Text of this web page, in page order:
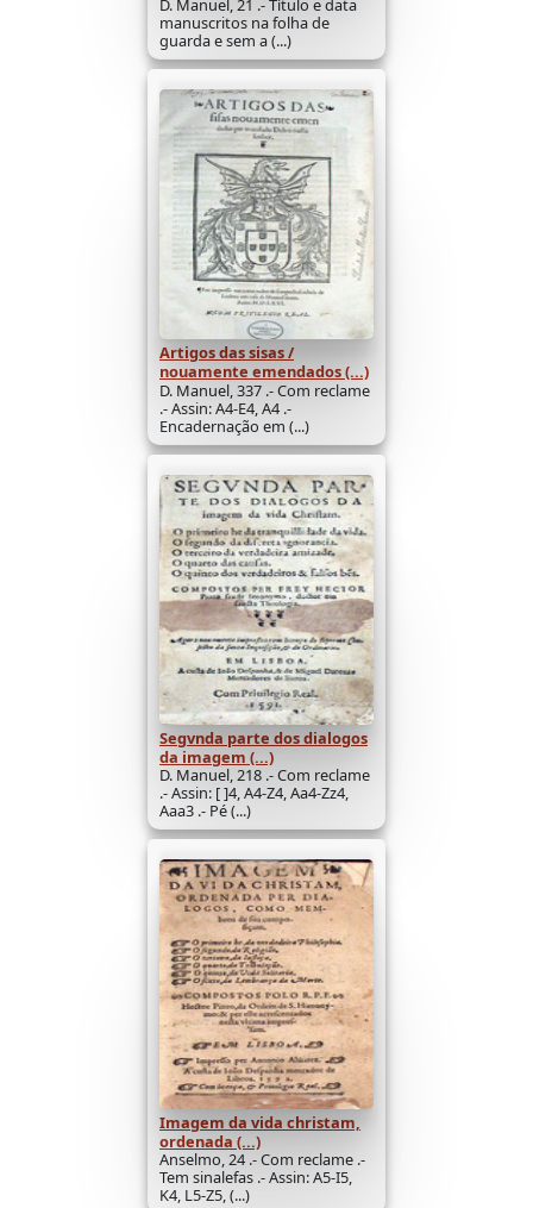
D. Manuel, 21 .- Título e data
manuscritos na folha de
guarda e sem a (...)
Artigos das sisas /
nouamente emendados (...)
D. Manuel, 337 .- Com reclame
.- Assin: A4-E4, A4 .-
Encadernação em (...)
Segvnda parte dos dialogos
da imagem (...)
D. Manuel, 218 .- Com reclame
.- Assin: [ ]4, A4-Z4, Aa4-Zz4,
Aaa3 .- Pé (...)
Imagem da vida christam,
ordenada (...)
Anselmo, 24 .- Com reclame .-
Tem sinalefas .- Assin: A5-I5,
K4, L5-Z5, (...)